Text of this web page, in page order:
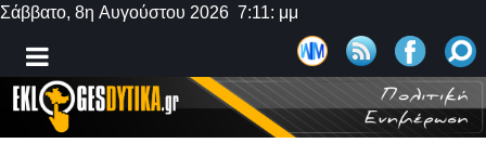
Σάββατο, 8η Αυγούστου 2026 7:11: μμ